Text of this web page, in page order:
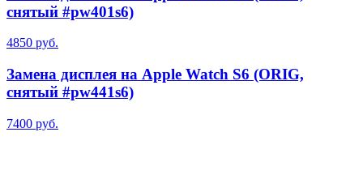
снятый #pw401s6)
4850 руб.
Замена дисплея на Apple Watch S6 (ORIG,
снятый #pw441s6)
7400 руб.